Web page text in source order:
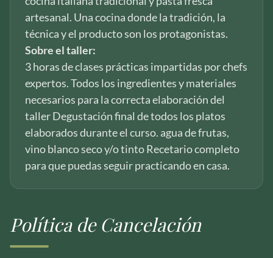
artesanal. Una cocina donde la tradición, la
técnica y el producto son los protagonistas.
Sobre el taller:
3 horas de clases prácticas impartidas por chefs
expertos. Todos los ingredientes y materiales
necesarios para la correcta elaboración del
taller Degustación final de todos los platos
elaborados durante el curso. agua de frutas,
vino blanco seco y/o tinto Recetario completo
para que puedas seguir practicando en casa.
Política de Cancelación